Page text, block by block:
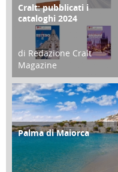
COPERTINA
Cralt: pubblicati i
cataloghi 2024
di Redazione Cralt
Magazine
21 Novembre 2023
ATTIVITÀ
Palma di Maiorca